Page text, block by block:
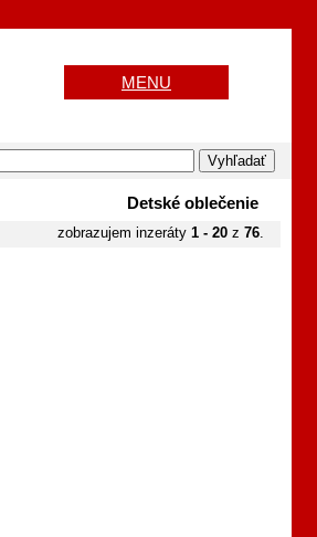
MENU
Detské oblečenie
zobrazujem inzeráty 1 - 20z 76.